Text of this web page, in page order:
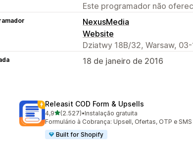
Este programador não
NexusMedia
Website
Dziatwy 18B/32, Warsaw,
18 de janeiro de 2016
Releasit COD Form & Upsells
4,9de 5 estrelas
(2.527)
2527 total de avaliações
•Instalação gratuita
Formulário à Cobrança: Upsell, Ofertas, OTP e SMS
Built for Shopify